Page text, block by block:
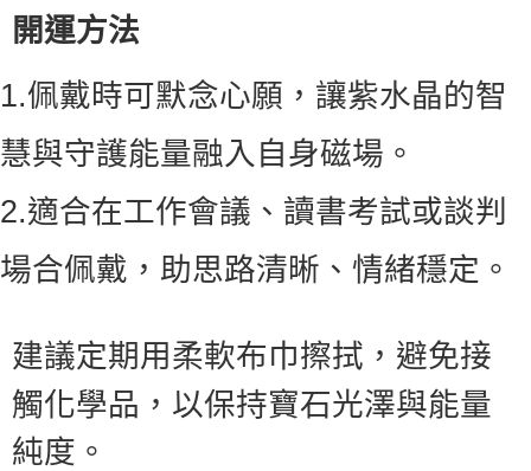
開運方法
1.佩戴時可默念心願，讓紫水晶的智
慧與守護能量融入自身磁場。
2.適合在工作會議、讀書考試或談判
場合佩戴，助思路清晰、情緒穩定。
建議定期用柔軟布巾擦拭，避免接
觸化學品，以保持寶石光澤與能量
純度。